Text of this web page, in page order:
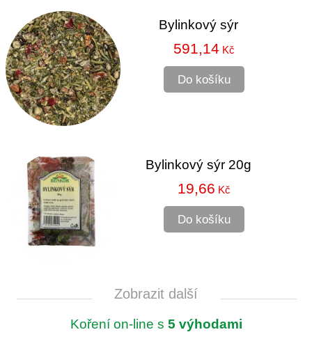
Bylinkový sýr
591,14 Kč
Do košíku
Bylinkový sýr 20g
19,66 Kč
Do košíku
Zobrazit další
Koření on-line s 5 výhodami